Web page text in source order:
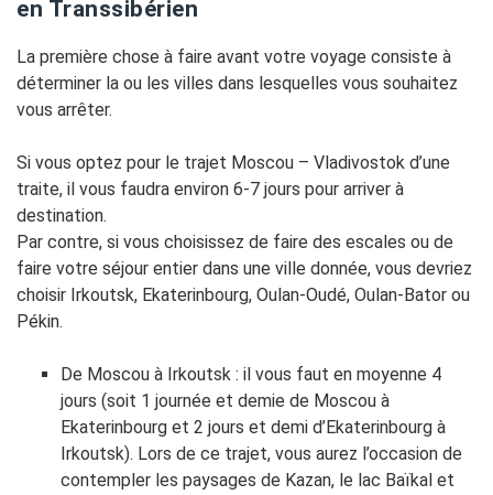
en Transsibérien
La première chose à faire avant votre voyage consiste à
déterminer la ou les villes dans lesquelles vous souhaitez
vous arrêter.
Si vous optez pour le trajet Moscou – Vladivostok d’une
traite, il vous faudra environ 6-7 jours pour arriver à
destination.
Par contre, si vous choisissez de faire des escales ou de
faire votre séjour entier dans une ville donnée, vous devriez
choisir Irkoutsk, Ekaterinbourg, Oulan-Oudé, Oulan-Bator ou
Pékin.
De Moscou à Irkoutsk : il vous faut en moyenne 4
jours (soit 1 journée et demie de Moscou à
Ekaterinbourg et 2 jours et demi d’Ekaterinbourg à
Irkoutsk). Lors de ce trajet, vous aurez l’occasion de
contempler les paysages de Kazan, le lac Baïkal et